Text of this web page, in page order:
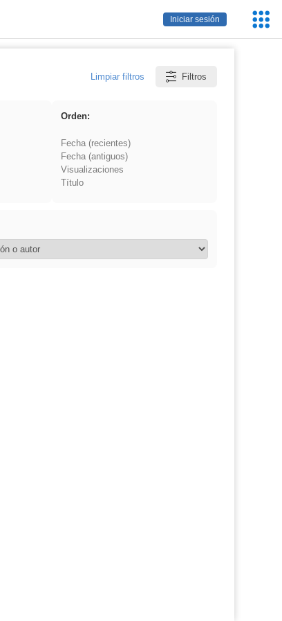
Iniciar sesión
Limpiar filtros Filtros
Orden:
Fecha (recientes)
Fecha (antiguos)
Visualizaciones
Título